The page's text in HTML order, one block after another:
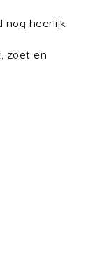
nog heerlijk
zoet en